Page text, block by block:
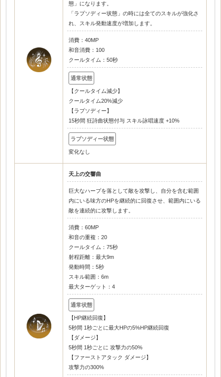
態」になります。
「ラプソディー状態」の時には全てのスキルが強化さ
れ、スキル発動速度が増加します。
消費：40MP
和音消費：100
クールタイム：50秒
【クールタイム減少】
クールタイム20%減少
【ラプソディー】
15秒間 狂詩曲状態付与 スキル詠唱速度 +10%
変化なし
天上の交響曲
巨大なハープを落として敵を攻撃し、自分を含む範囲
内にいる味方のHPを継続的に回復させ、範囲内にいる
敵を連続的に攻撃します。
消費：60MP
和音の重複：20
クールタイム：75秒
射程距離：最大9m
発動時間：5秒
スキル範囲：6m
最大ターゲット：4
【HP継続回復】
5秒間 1秒ごとに最大HPの5%HP継続回復
【ダメージ】
5秒間 1秒ごとに 攻撃力の50%
【ファーストアタック ダメージ】
攻撃力の300%